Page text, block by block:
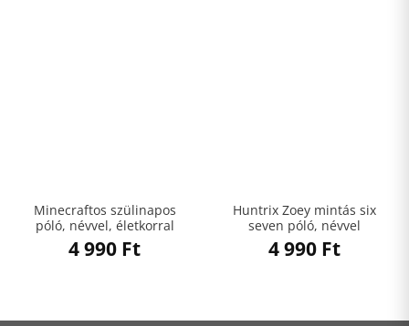
Minecraftos szülinapos
póló, névvel, életkorral
4 990 Ft
Huntrix Zoey mintás six
seven póló, névvel
4 990 Ft